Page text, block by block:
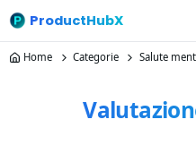
ProductHubX
Home Categorie Salute